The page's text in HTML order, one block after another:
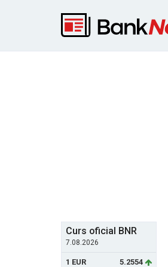
Curs oficial BNR
7.08.2026
1 EUR
5.2554